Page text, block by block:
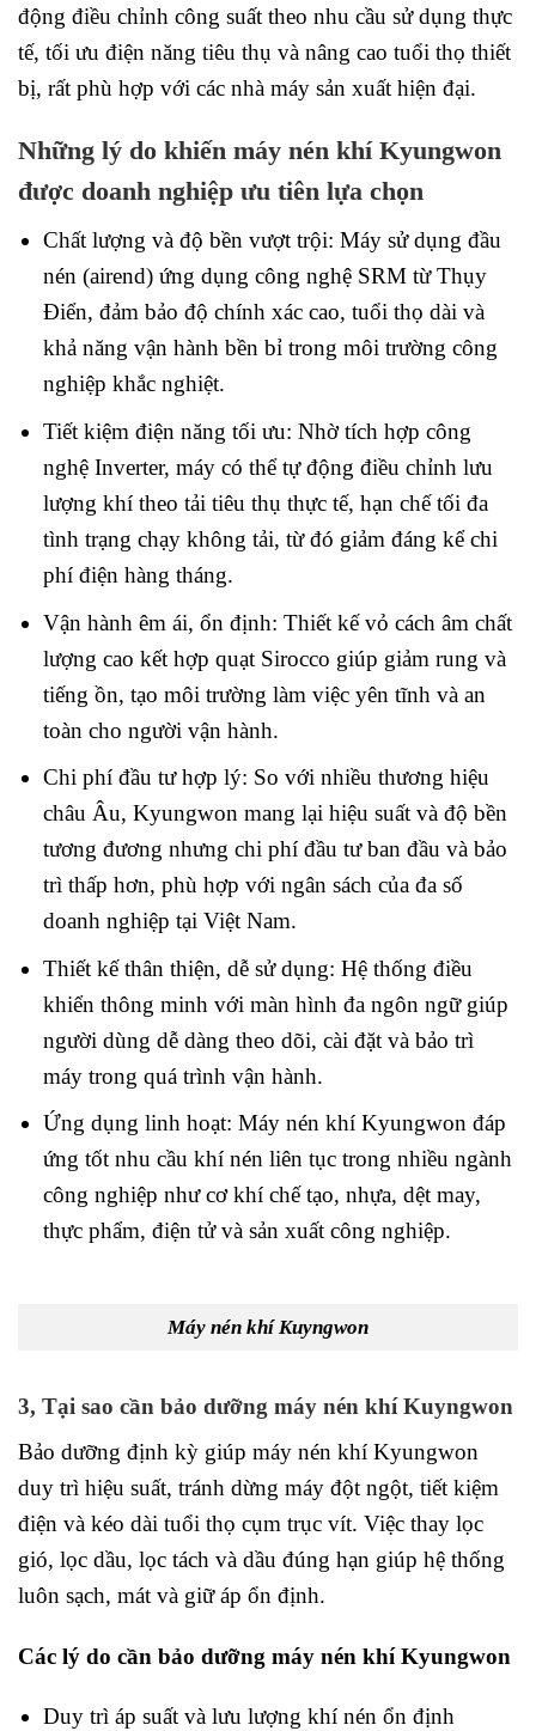
động điều chỉnh công suất theo nhu cầu sử dụng thực
tế, tối ưu điện năng tiêu thụ và nâng cao tuổi thọ thiết
bị, rất phù hợp với các nhà máy sản xuất hiện đại.
Những lý do khiến máy nén khí Kyungwon
được doanh nghiệp ưu tiên lựa chọn
Chất lượng và độ bền vượt trội: Máy sử dụng đầu
nén (airend) ứng dụng công nghệ SRM từ Thụy
Điển, đảm bảo độ chính xác cao, tuổi thọ dài và
khả năng vận hành bền bỉ trong môi trường công
nghiệp khắc nghiệt.
Tiết kiệm điện năng tối ưu: Nhờ tích hợp công
nghệ Inverter, máy có thể tự động điều chỉnh lưu
lượng khí theo tải tiêu thụ thực tế, hạn chế tối đa
tình trạng chạy không tải, từ đó giảm đáng kể chi
phí điện hàng tháng.
Vận hành êm ái, ổn định: Thiết kế vỏ cách âm chất
lượng cao kết hợp quạt Sirocco giúp giảm rung và
tiếng ồn, tạo môi trường làm việc yên tĩnh và an
toàn cho người vận hành.
Chi phí đầu tư hợp lý: So với nhiều thương hiệu
châu Âu, Kyungwon mang lại hiệu suất và độ bền
tương đương nhưng chi phí đầu tư ban đầu và bảo
trì thấp hơn, phù hợp với ngân sách của đa số
doanh nghiệp tại Việt Nam.
Thiết kế thân thiện, dễ sử dụng: Hệ thống điều
khiển thông minh với màn hình đa ngôn ngữ giúp
người dùng dễ dàng theo dõi, cài đặt và bảo trì
máy trong quá trình vận hành.
Ứng dụng linh hoạt: Máy nén khí Kyungwon đáp
ứng tốt nhu cầu khí nén liên tục trong nhiều ngành
công nghiệp như cơ khí chế tạo, nhựa, dệt may,
thực phẩm, điện tử và sản xuất công nghiệp.
Máy nén khí Kuyngwon
3, Tại sao cần bảo dưỡng máy nén khí Kuyngwon
Bảo dưỡng định kỳ giúp máy nén khí Kyungwon
duy trì hiệu suất, tránh dừng máy đột ngột, tiết kiệm
điện và kéo dài tuổi thọ cụm trục vít. Việc thay lọc
gió, lọc dầu, lọc tách và dầu đúng hạn giúp hệ thống
luôn sạch, mát và giữ áp ổn định.
Các lý do cần bảo dưỡng máy nén khí Kyungwon
Duy trì áp suất và lưu lượng khí nén ổn định